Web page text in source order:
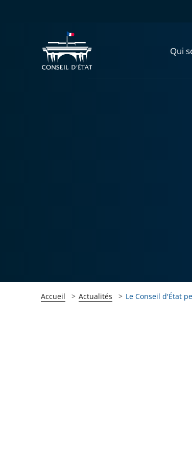
Qui
Accueil Actualités Le Conseil d'État